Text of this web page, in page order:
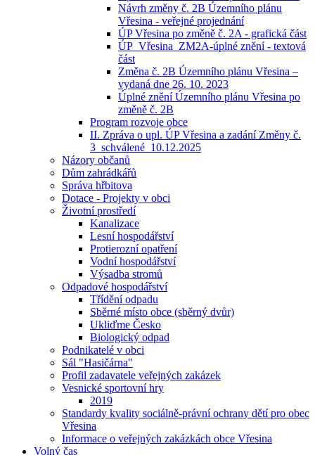
Návrh změny č. 2B Územního plánu
Vřesina - veřejné projednání
ÚP Vřesina po změně č. 2A - grafická část
ÚP_Vřesina_ZM2A-úplné znění - textová
část
Změna č. 2B Územního plánu Vřesina –
vydaná dne 26. 10. 2023
Úplné znění Územního plánu Vřesina po
změně č. 2B
Program rozvoje obce
II. Zpráva o upl. ÚP Vřesina a zadání Změny č.
3_schválené_10.12.2025
Názory občanů
Dům zahrádkářů
Správa hřbitova
Dotace - Projekty v obci
Životní prostředí
Kanalizace
Lesní hospodářství
Protierozní opatření
Vodní hospodářství
Výsadba stromů
Odpadové hospodářství
Třídění odpadu
Sběrné místo obce (sběrný dvůr)
Ukliďme Česko
Biologický odpad
Podnikatelé v obci
Sál "Hasičárna"
Profil zadavatele veřejných zakázek
Vesnické sportovní hry
2019
Standardy kvality sociálně-právní ochrany dětí pro obec
Vřesina
Informace o veřejných zakázkách obce Vřesina
Volný čas